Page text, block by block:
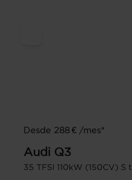
Desde 288 € /mes*
Audi Q3
35 TFSI 110kW (150CV) S